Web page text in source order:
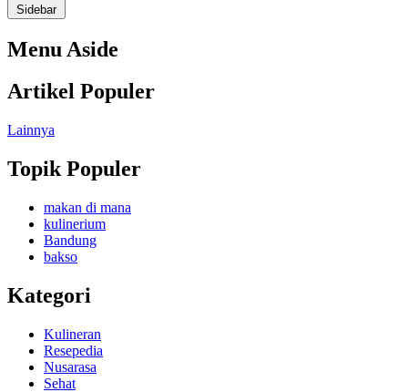
Sidebar
Menu Aside
Artikel Populer
Lainnya
Topik Populer
makan di mana
kulinerium
Bandung
bakso
Kategori
Kulineran
Resepedia
Nusarasa
Sehat